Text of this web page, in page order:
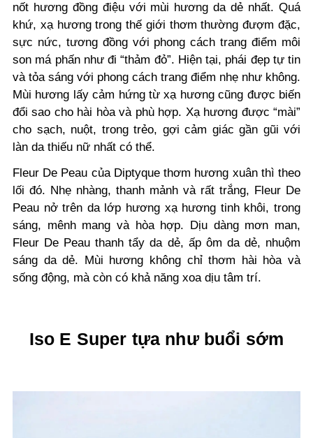
nốt hương đồng điệu với mùi hương da dẻ nhất. Quá
khứ, xạ hương trong thế giới thơm thường đượm đặc,
sực nức, tương đồng với phong cách trang điểm môi
son má phấn như đi “thảm đỏ”. Hiện tại, phái đẹp tự tin
và tỏa sáng với phong cách trang điểm nhẹ như không.
Mùi hương lấy cảm hứng từ xạ hương cũng được biến
đổi sao cho hài hòa và phù hợp. Xạ hương được “mài”
cho sạch, nuột, trong trẻo, gợi cảm giác gần gũi với
làn da thiếu nữ nhất có thể.
Fleur De Peau của Diptyque thơm hương xuân thì theo
lối đó. Nhẹ nhàng, thanh mảnh và rất trắng, Fleur De
Peau nở trên da lớp hương xạ hương tinh khôi, trong
sáng, mênh mang và hòa hợp. Dịu dàng mơn man,
Fleur De Peau thanh tẩy da dẻ, ấp ôm da dẻ, nhuộm
sáng da dẻ. Mùi hương không chỉ thơm hài hòa và
sống động, mà còn có khả năng xoa dịu tâm trí.
Iso E Super tựa như buổi sớm